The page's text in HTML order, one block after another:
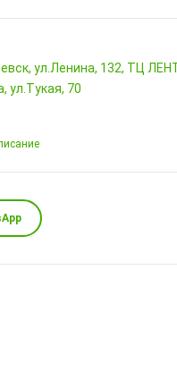
ул.Ленина, 132, ТЦ
ул.Тукая, 70